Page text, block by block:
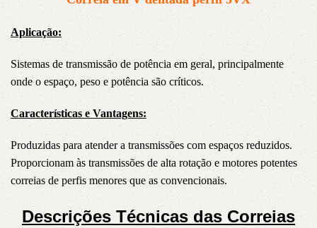
Aplicação:
Sistemas de transmissão de potência em geral, principalmente
onde o espaço, peso e potência são críticos.
Características e Vantagens:
Produzidas para atender a transmissões com espaços reduzidos.
Proporcionam às transmissões de alta rotação e motores potentes
correias de perfis menores que as convencionais.
Descrições Técnicas das Correias